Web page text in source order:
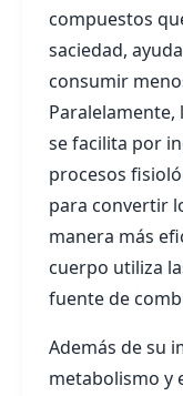
compuestos
saciedad,
consumir
se facilita por
procesos
para convertir
manera más
cuerpo utiliza
fuente de
Además de su
metabolismo y